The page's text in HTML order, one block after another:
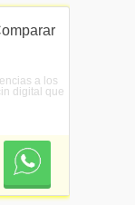
a los
digital que